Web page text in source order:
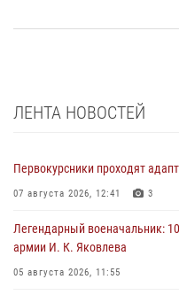
ЛЕНТА НОВОСТЕЙ
Первокурсники проходят
07 августа 2026, 12:41 3
Легендарный военачальник:
армии И. К. Яковлева
05 августа 2026, 11:55